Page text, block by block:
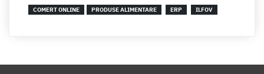
COMERT ONLINE
PRODUSE ALIMENTARE ERP ILFOV